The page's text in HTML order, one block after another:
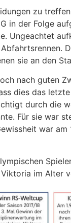
zu
in der Folge
Ungeachtet
sie an den
nach guten
dies das
durch die
Für sie war
war
im Alter